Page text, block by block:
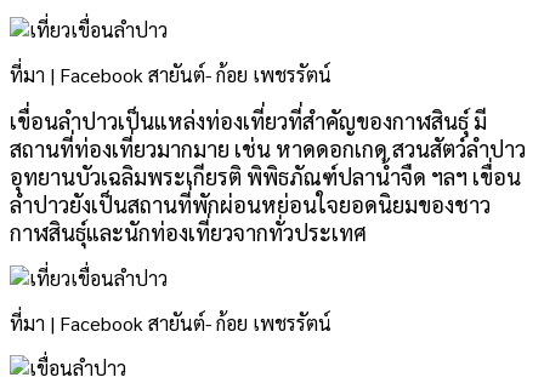
ที่มา | Facebook สายันต์- ก้อย เพชรรัตน์
เขื่อนลำปาวเป็นแหล่งท่องเที่ยวที่สำคัญของกาฬสินธุ์ มี
สถานที่ท่องเที่ยวมากมาย เช่น หาดดอกเกด สวนสัตว์ลำปาว
อุทยานบัวเฉลิมพระเกียรติ พิพิธภัณฑ์ปลาน้ำจืด ฯลฯ เขื่อน
ลำปาวยังเป็นสถานที่พักผ่อนหย่อนใจยอดนิยมของชาว
กาฬสินธุ์และนักท่องเที่ยวจากทั่วประเทศ
ที่มา | Facebook สายันต์- ก้อย เพชรรัตน์